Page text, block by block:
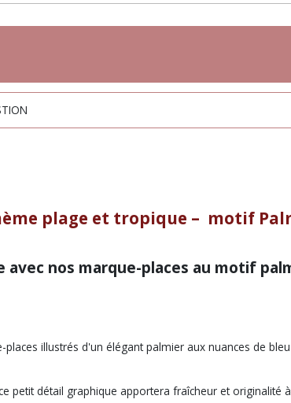
plage et tropique – motif
nos marque-places au motif
places illustrés d'un élégant palmier aux nuances de
petit détail graphique apportera fraîcheur et originalité